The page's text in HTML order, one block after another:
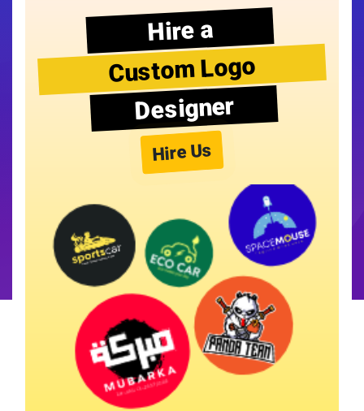
Hire a
Custom Logo
Designer
Hire Us